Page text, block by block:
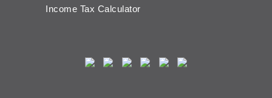
Income Tax Calculator